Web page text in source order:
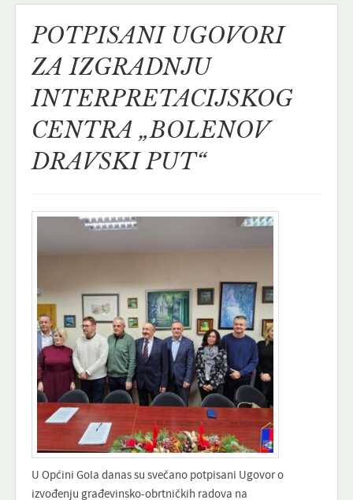
POTPISANI UGOVORI
ZA IZGRADNJU
INTERPRETACIJSKOG
CENTRA „BOLENOV
DRAVSKI PUT“
U Općini Gola danas su svečano potpisani Ugovor o
izvođenju građevinsko-obrtničkih radova na